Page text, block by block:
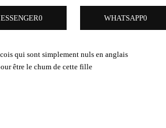
0 WHATSAPP0
qui sont simplement nuls en anglais
être le chum de cette fille